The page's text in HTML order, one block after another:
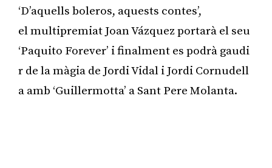
‘D’aquells boleros, aquests contes’,
el multipremiat Joan Vázquez portarà el seu
‘Paquito Forever’ i finalment es podrà gaudi
r de la màgia de Jordi Vidal i Jordi Cornudell
a amb ‘Guillermotta’ a Sant Pere Molanta.